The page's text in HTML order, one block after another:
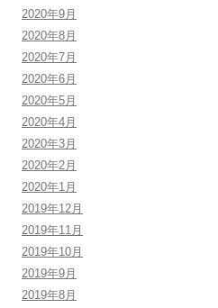
2020年9月
2020年8月
2020年7月
2020年6月
2020年5月
2020年4月
2020年3月
2020年2月
2020年1月
2019年12月
2019年11月
2019年10月
2019年9月
2019年8月